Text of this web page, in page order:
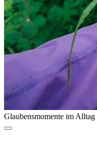
Glaubensmomente im Alltag